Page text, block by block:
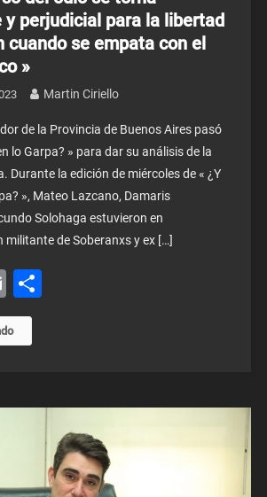
y perjudicial para la libertad
cuando se empata con el
»
Martin Ciriello
de la Provincia de Buenos Aires pasó
lo Garpa? » para dar su análisis de la
Durante la edición de miércoles de « ¿Y
», Mateo Lazcano, Damaris
Solohaga estuvieron en
militante de Soberanxs y ex […]
Email